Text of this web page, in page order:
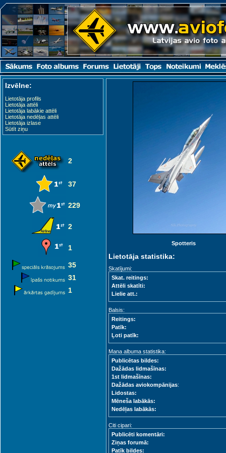
Izvēlne:
Lietotāja profils
Lietotāja attēli
Lietotāja labākie attēli
Lietotāja nedēļas attēli
Lietotāja izlase
Sūtīt ziņu
2
37
229
2
1
35
31
1
Spotteris
Lietotāja statistika:
Skatījumi:
Skat. reitings:
Attēli skatīti:
Lielie att.:
Balsis:
Reitings:
Patīk:
Ļoti patīk:
Mana albuma statistika:
Publicētas bildes:
Dažādas lidmašīnas:
1st lidmašīnas:
Dažādas aviokompānijas:
Lidostas:
Mēneša labākās:
Nedēļas labākās:
Citi cipari:
Publicēti komentāri:
Ziņas forumā:
Patīk bildes: